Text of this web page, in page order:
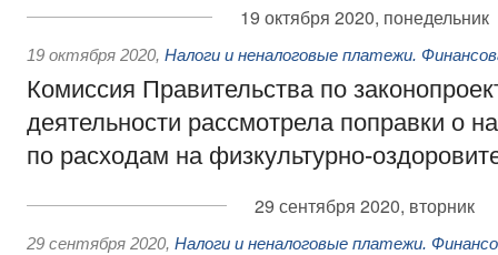
19 октября 2020, понедельник
19 октября 2020, Налоги и неналоговые платежи.
Комиссия Правительства по
деятельности рассмотрела поправки о
по расходам на физкультурно-
29 сентября 2020, вторник
29 сентября 2020, Налоги и неналоговые платежи.